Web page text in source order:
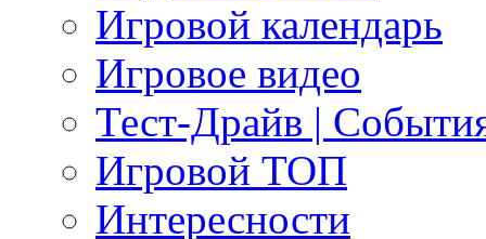
Игровой календарь
Игровое видео
Тест-Драйв |
Игровой ТОП
Интересности